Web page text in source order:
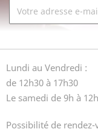
Lundi au Vendredi :
de 12h30 à 17h30
Le samedi de 9h à 12h
Possibilité de rendez-